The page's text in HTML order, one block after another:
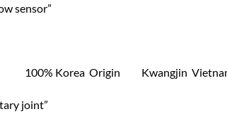
sensor”
Korea Origin Kwangjin
joint”